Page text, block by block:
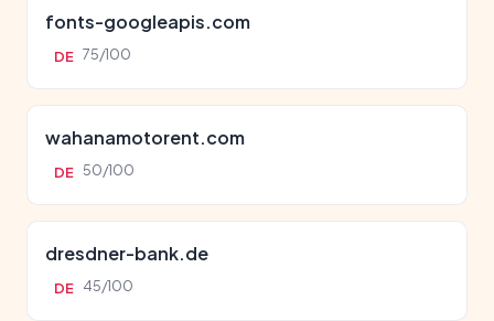
fonts-googleapis.com
DE 75/100
wahanamotorent.com
DE 50/100
dresdner-bank.de
DE 45/100